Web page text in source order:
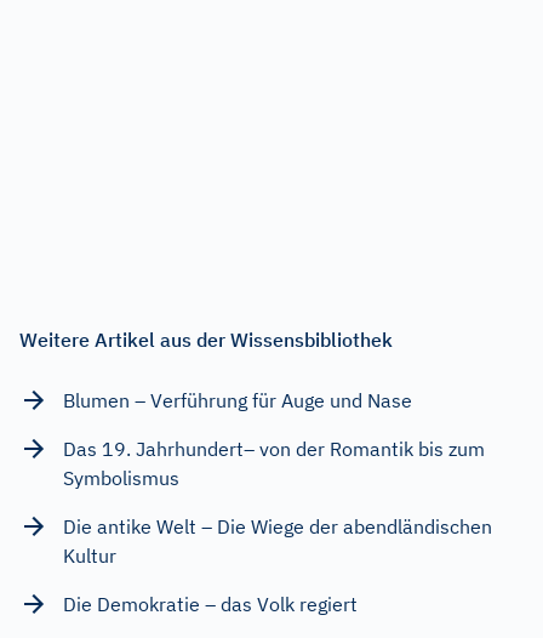
Weitere Artikel aus der Wissensbibliothek
Blumen – Verführung für Auge und Nase
Das 19. Jahrhundert– von der Romantik bis zum
Symbolismus
Die antike Welt – Die Wiege der abendländischen
Kultur
Die Demokratie – das Volk regiert